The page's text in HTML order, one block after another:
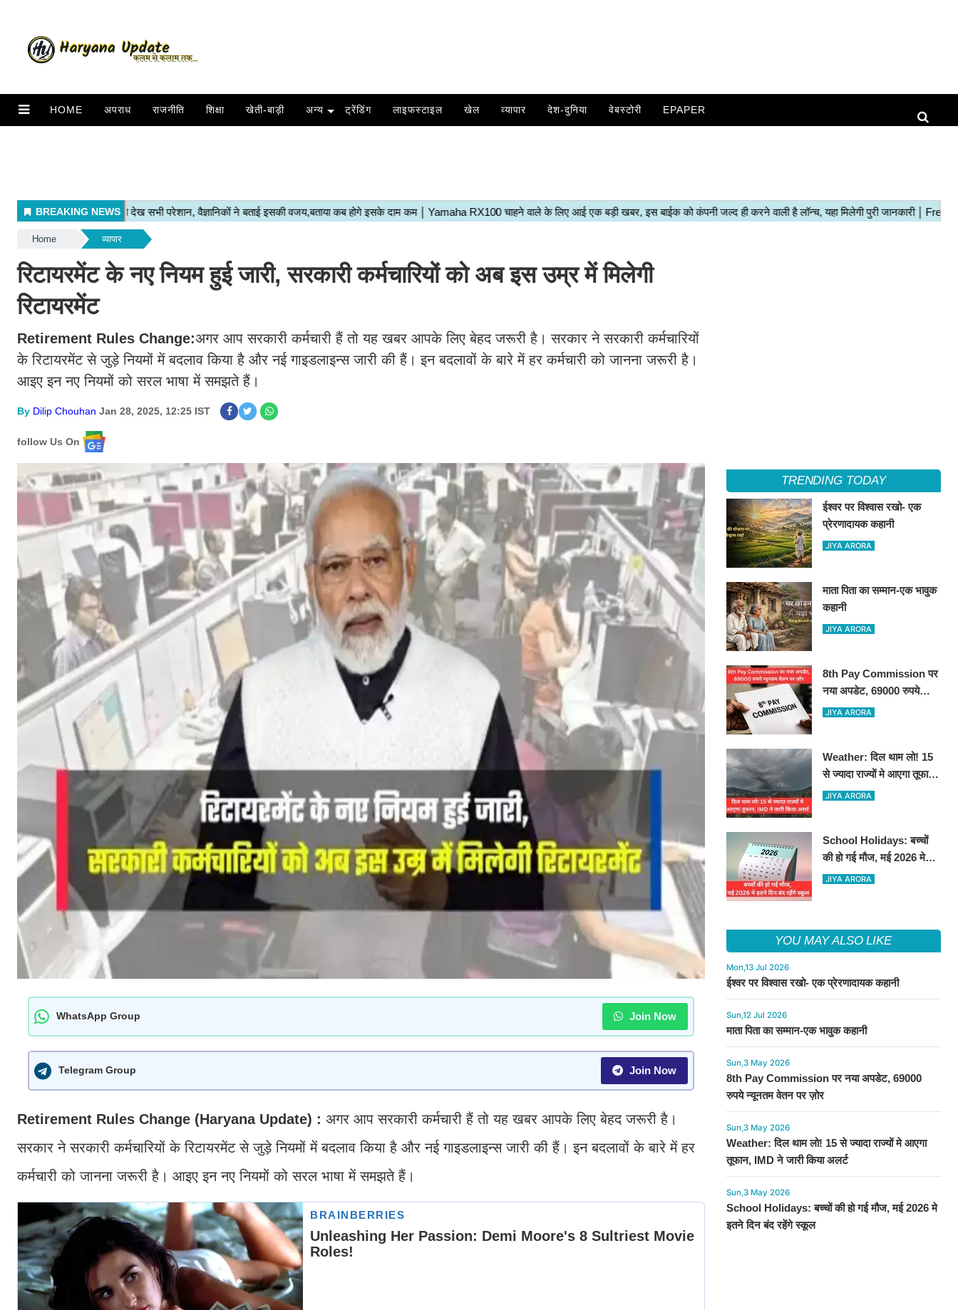
HOME अपराध राजनीति शिक्षा खेती-बाड़ी अन्य ट्रेंडिंग लाइफस्टाइल खेल व्यापार देश-दुनिया वेबस्टोरी EPAPER
Home व्यापार
रिटायरमेंट के नए नियम हुई जारी, सरकारी कर्मचारियों को अब इस उम्र में मिलेगी
रिटायरमेंट
Retirement Rules Change:अगर आप सरकारी कर्मचारी हैं तो यह खबर आपके लिए बेहद जरूरी है। सरकार ने सरकारी कर्मचारियों
के रिटायरमेंट से जुड़े नियमों में बदलाव किया है और नई गाइडलाइन्स जारी की हैं। इन बदलावों के बारे में हर कर्मचारी को जानना जरूरी है।
आइए इन नए नियमों को सरल भाषा में समझते हैं।
By Dilip Chouhan Jan 28, 2025, 12:25 IST
follow Us On
WhatsApp Group Join Now
Telegram Group Join Now
Retirement Rules Change (Haryana Update) : अगर आप सरकारी कर्मचारी हैं तो यह खबर आपके लिए बेहद जरूरी है।
सरकार ने सरकारी कर्मचारियों के रिटायरमेंट से जुड़े नियमों में बदलाव किया है और नई गाइडलाइन्स जारी की हैं। इन बदलावों के बारे में हर
कर्मचारी को जानना जरूरी है। आइए इन नए नियमों को सरल भाषा में समझते हैं।
TRENDING TODAY
ईश्वर पर विश्वास रखो- एक
प्रेरणादायक कहानी
JIYA ARORA
माता पिता का सम्मान-एक भावुक
कहानी
JIYA ARORA
8th Pay Commission पर
नया अपडेट, 69000 रुपये
न्यूनतम वेतन पर ज़ोर
JIYA ARORA
Weather: दिल थाम लो! 15
से ज्यादा राज्यों मे आएगा तूफान,
IMD ने जारी किया अलर्ट
JIYA ARORA
School Holidays: बच्चों
की हो गई मौज, मई 2026 मे
इतने दिन बंद रहेंगे स्कूल
JIYA ARORA
YOU MAY ALSO LIKE
Mon,13 Jul 2026
ईश्वर पर विश्वास रखो- एक प्रेरणादायक कहानी
Sun,12 Jul 2026
माता पिता का सम्मान-एक भावुक कहानी
Sun,3 May 2026
8th Pay Commission पर नया अपडेट, 69000
रुपये न्यूनतम वेतन पर ज़ोर
Sun,3 May 2026
Weather: दिल थाम लो! 15 से ज्यादा राज्यों मे आएगा
तूफान, IMD ने जारी किया अलर्ट
Sun,3 May 2026
School Holidays: बच्चों की हो गई मौज, मई 2026 मे
इतने दिन बंद रहेंगे स्कूल